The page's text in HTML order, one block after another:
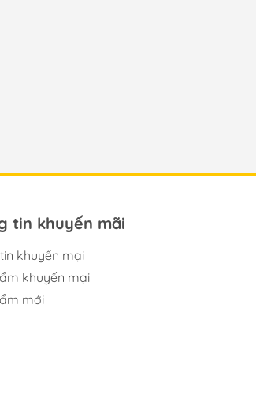
tin khuyến mãi
khuyến mại
khuyến mại
mới